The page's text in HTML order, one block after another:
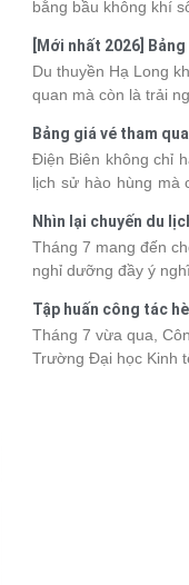
bằng bầu không khí
quan thiên nhiên đến
nhau, tất cả đã tạo
và dấu ấn khó quên.
[Mới nhất 2026]
6 sao
Du thuyền Hạ Long
quan mà còn là trải
thuyền sẽ có mức
du khách băn khoăn
cập nhật bảng giá
2026 từ 3 - 6 sao,
được hành trình phù
sách.
Bảng giá vé tham
nhật 2026
Điện Biên không chỉ
lịch sử hào hùng mà
đang lên kế hoạch
trước giá vé sẽ giúp
chi phí. Cùng
tham quan các điểm
2026 ngay dưới đây.
Nhìn lại chuyến du
Tân Hưng 2026
Tháng 7 mang đến
nghỉ dưỡng đầy ý
thành viên còn có dịp
khoảnh khắc đáng
ngập tràn niềm vui
Tập huấn công tác
Hòn Dấu, Đồ Sơn
Tháng 7 vừa qua,
Trường Đại học Kinh